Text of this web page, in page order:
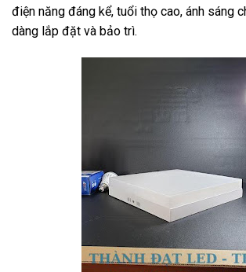
điện năng đáng kể, tuổi thọ cao, ánh sáng
dàng lắp đặt và bảo trì.